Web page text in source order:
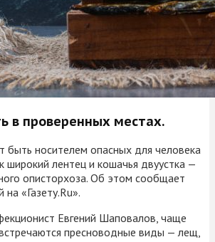
в проверенных местах.
быть носителем опасных для человека
широкий лентец и кошачья двуустка —
описторхоза. Об этом сообщает
«Газету.Ru».
Евгений Шаповалов, чаще
пресноводные виды — лещ,